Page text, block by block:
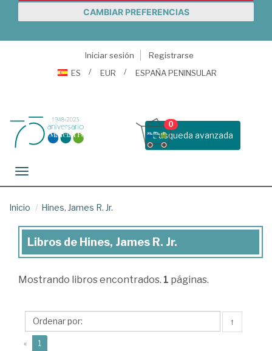
CAMBIAR PREFERENCIAS
Iniciar sesión
Registrarse
ES
EUR ESPAÑA PENINSULAR
Busqueda avanzada
0
Toggle navigation
Inicio Hines, James R. Jr.
Libros
Hines,
Jr.
Libros de Hines, James R. Jr.
Mostrando libros encontrados. 1 páginas.
↑
« 1